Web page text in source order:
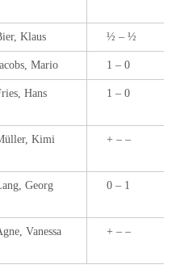
Klaus ½ – ½
Mario 1 – 0
Hans 1 – 0
Kimi + – –
Georg 0 – 1
Vanessa + – –